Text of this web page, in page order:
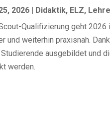
2026 | Didaktik, ELZ,
Qualifizierung geht 2026
und weiterhin praxisnah.
ausgebildet und
werden.